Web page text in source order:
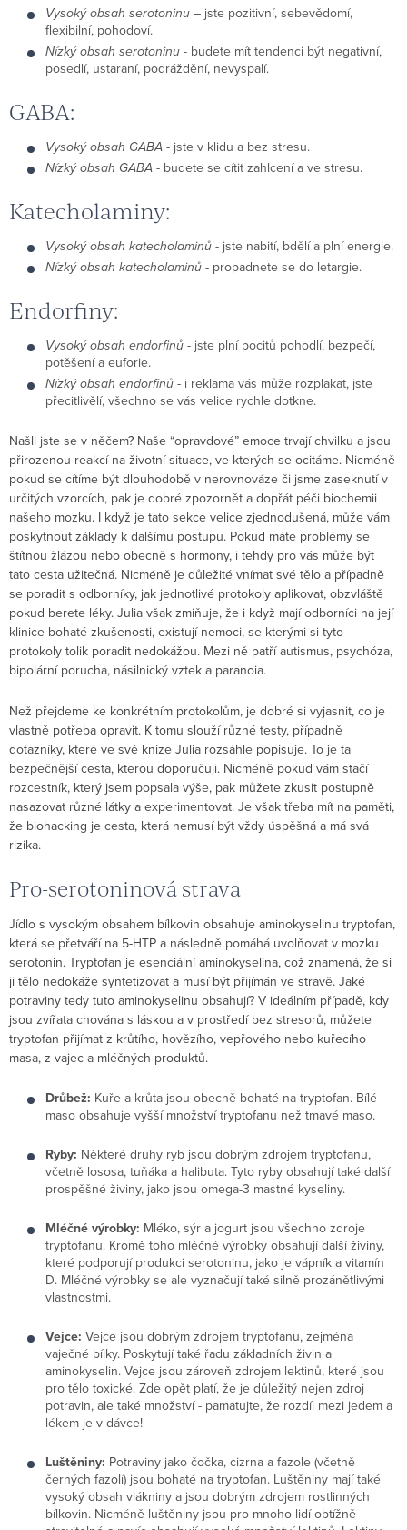
Vysoký obsah serotoninu – jste pozitivní, sebevědomí,
flexibilní, pohodoví.
Nízký obsah serotoninu - budete mít tendenci být negativní,
posedlí, ustaraní, podráždění, nevyspalí.
GABA:
Vysoký obsah GABA - jste v klidu a bez stresu.
Nízký obsah GABA - budete se cítit zahlcení a ve stresu.
Katecholaminy:
Vysoký obsah katecholaminů - jste nabití, bdělí a plní energie.
Nízký obsah katecholaminů - propadnete se do letargie.
Endorfiny:
Vysoký obsah endorfinů - jste plní pocitů pohodlí, bezpečí,
potěšení a euforie.
Nízký obsah endorfinů - i reklama vás může rozplakat, jste
přecitlivělí, všechno se vás velice rychle dotkne.
Našli jste se v něčem? Naše “opravdové” emoce trvají chvilku a jsou
přirozenou reakcí na životní situace, ve kterých se ocitáme. Nicméně
pokud se cítíme být dlouhodobě v nerovnováze či jsme zaseknutí v
určitých vzorcích, pak je dobré zpozornět a dopřát péči biochemii
našeho mozku. I když je tato sekce velice zjednodušená, může vám
poskytnout základy k dalšímu postupu. Pokud máte problémy se
štítnou žlázou nebo obecně s hormony, i tehdy pro vás může být
tato cesta užitečná. Nicméně je důležité vnímat své tělo a případně
se poradit s odborníky, jak jednotlivé protokoly aplikovat, obzvláště
pokud berete léky. Julia však zmiňuje, že i když mají odborníci na její
klinice bohaté zkušenosti, existují nemoci, se kterými si tyto
protokoly tolik poradit nedokážou. Mezi ně patří autismus, psychóza,
bipolární porucha, násilnický vztek a paranoia.
Než přejdeme ke konkrétním protokolům, je dobré si vyjasnit, co je
vlastně potřeba opravit. K tomu slouží různé testy, případně
dotazníky, které ve své knize Julia rozsáhle popisuje. To je ta
bezpečnější cesta, kterou doporučuji. Nicméně pokud vám stačí
rozcestník, který jsem popsala výše, pak můžete zkusit postupně
nasazovat různé látky a experimentovat. Je však třeba mít na paměti,
že biohacking je cesta, která nemusí být vždy úspěšná a má svá
rizika.
Pro-serotoninová strava
Jídlo s vysokým obsahem bílkovin obsahuje aminokyselinu tryptofan,
která se přetváří na 5-HTP a následně pomáhá uvolňovat v mozku
serotonin. Tryptofan je esenciální aminokyselina, což znamená, že si
ji tělo nedokáže syntetizovat a musí být přijímán ve stravě. Jaké
potraviny tedy tuto aminokyselinu obsahují? V ideálním případě, kdy
jsou zvířata chována s láskou a v prostředí bez stresorů, můžete
tryptofan přijímat z krůtího, hovězího, vepřového nebo kuřecího
masa, z vajec a mléčných produktů.
Drůbež: Kuře a krůta jsou obecně bohaté na tryptofan. Bílé
maso obsahuje vyšší množství tryptofanu než tmavé maso.
Ryby: Některé druhy ryb jsou dobrým zdrojem tryptofanu,
včetně lososa, tuňáka a halibuta. Tyto ryby obsahují také další
prospěšné živiny, jako jsou omega-3 mastné kyseliny.
Mléčné výrobky: Mléko, sýr a jogurt jsou všechno zdroje
tryptofanu. Kromě toho mléčné výrobky obsahují další živiny,
které podporují produkci serotoninu, jako je vápník a vitamín
D. Mléčné výrobky se ale vyznačují také silně prozánětlivými
vlastnostmi.
Vejce: Vejce jsou dobrým zdrojem tryptofanu, zejména
vaječné bílky. Poskytují také řadu základních živin a
aminokyselin. Vejce jsou zároveň zdrojem lektinů, které jsou
pro tělo toxické. Zde opět platí, že je důležitý nejen zdroj
potravin, ale také množství - pamatujte, že rozdíl mezi jedem a
lékem je v dávce!
Luštěniny: Potraviny jako čočka, cizrna a fazole (včetně
černých fazolí) jsou bohaté na tryptofan. Luštěniny mají také
vysoký obsah vlákniny a jsou dobrým zdrojem rostlinných
bílkovin. Nicméně luštěniny jsou pro mnoho lidí obtížně